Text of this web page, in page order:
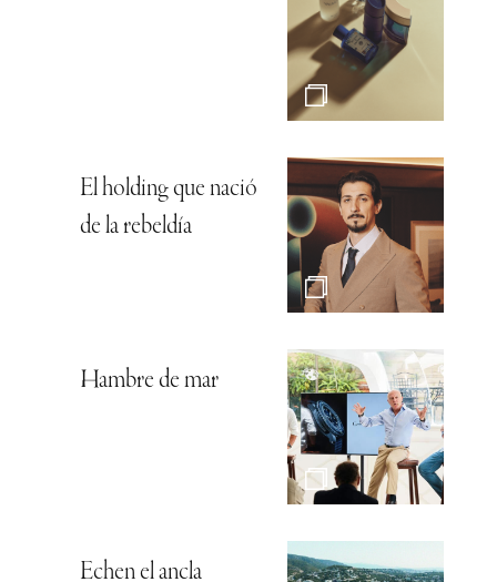
El holding que nació
de la rebeldía
Hambre de mar
Echen el ancla